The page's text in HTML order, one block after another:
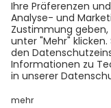
*GEDØNS =
verzichtet. Bei